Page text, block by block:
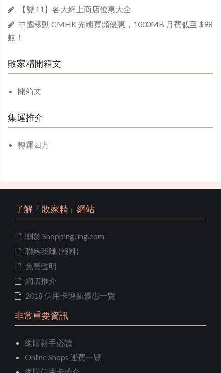
【雙 11】各大網上商店優惠大全
中國移動 CMHK 光纖寬頻優惠，1000MB 月費低至 $98
蚊！
敗家精開箱文
開箱文
集運推介
轉運四方
了解「敗家精」網站
關於 ShoppingJing.com
聯絡我哋 (報料)
免責聲明
網店推介
2018 信用卡迎新優惠一覽
非常重要資訊
網購新手必讀
Online Shops 運費一覽